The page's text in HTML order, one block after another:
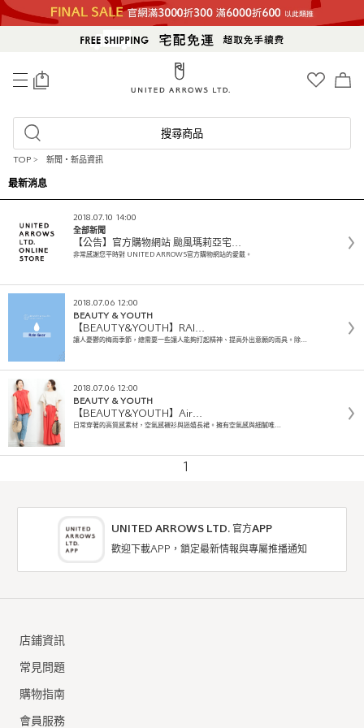
搜尋商品
TOP > 新聞・新品資訊
最新消息
2018.07.10 14:00
全部新聞
【公告】官方購物網站 颱風瑪莉亞宅…
非常感謝您平時對 UNITED ARROWS官方購物網站的愛戴。
2018.07.06 12:00
BEAUTY & YOUTH
【BEAUTY&YOUTH】RAI…
讓人憂鬱的梅雨季節，總需要一些讓人能夠打起精神、提高外出意願的雨具。除…
2018.07.06 12:00
BEAUTY & YOUTH
【BEAUTY&YOUTH】Air…
日常穿著的高質感素材，空氣感襯衫與迷嬉長裙。擁有空氣感與細膩唯…
1
UNITED ARROWS LTD. 官方APP
歡迎下載APP，鎖定最新情報與專屬推播通知
店鋪資訊
常見問題
購物指南
會員服務